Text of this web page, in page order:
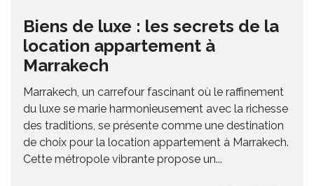
Biens de luxe : les secrets de la
location appartement à
Marrakech
Marrakech, un carrefour fascinant où le raffinement
du luxe se marie harmonieusement avec la richesse
des traditions, se présente comme une destination
de choix pour la location appartement à Marrakech.
Cette métropole vibrante propose un...